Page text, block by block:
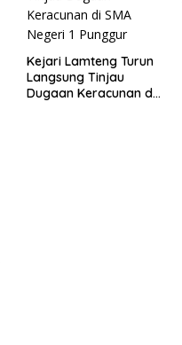
Kejari Lamteng Turun
Langsung Tinjau
Dugaan Keracunan di